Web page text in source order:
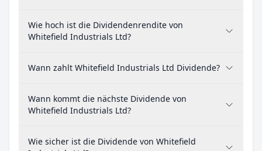
Wie hoch ist die Dividendenrendite von
Whitefield Industrials Ltd?
Wann zahlt Whitefield Industrials Ltd Dividende?
Wann kommt die nächste Dividende von
Whitefield Industrials Ltd?
Wie sicher ist die Dividende von Whitefield